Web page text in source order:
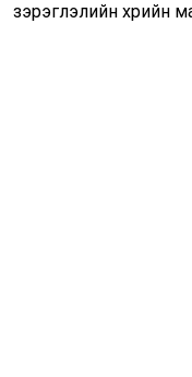
зэрэглэлийн үхрийн